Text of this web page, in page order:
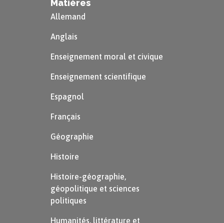
Matières
Allemand
Anglais
Enseignement moral et civique
Enseignement scientifique
Espagnol
Français
Géographie
Histoire
Histoire-géographie,
géopolitique et sciences
politiques
Humanités, littérature et